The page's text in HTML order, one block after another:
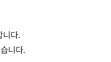
니다.
니다.